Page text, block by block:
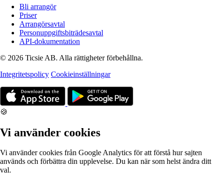
Bli arrangör
Priser
Arrangörsavtal
Personuppgiftsbiträdesavtal
API-dokumentation
© 2026 Ticsie AB. Alla rättigheter förbehållna.
Integritetspolicy Cookieinställningar
🍪
Vi använder cookies
Vi använder cookies från Google Analytics för att förstå hur sajten
används och förbättra din upplevelse. Du kan när som helst ändra ditt
val.